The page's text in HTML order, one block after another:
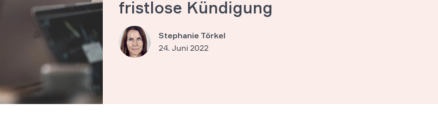
fristlose Kündigung
Stephanie Törkel
24. Juni 2022